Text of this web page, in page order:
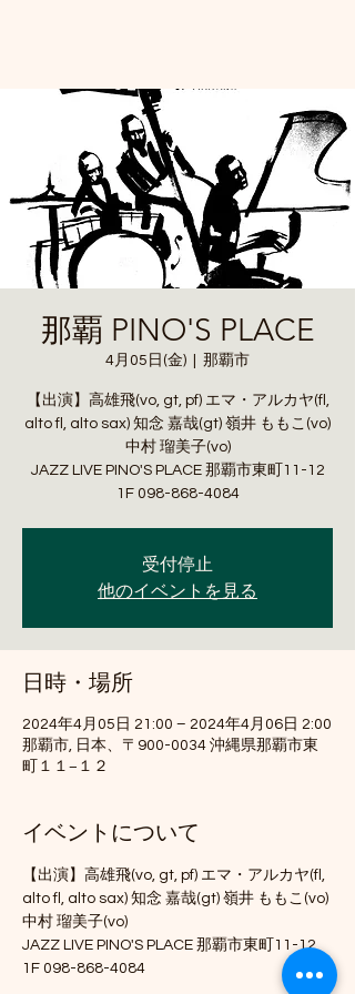
那覇 PINO'S PLACE
4月05日(金) 那覇市
【出演】高雄飛(vo, gt, pf) エマ・アルカヤ(fl,
alto fl, alto sax) 知念 嘉哉(gt) 嶺井 ももこ(vo)
中村 瑠美子(vo)
JAZZ LIVE PINO'S PLACE 那覇市東町11-12
1F 098-868-4084
受付停止
他のイベントを見る
日時・場所
2024年4月05日 21:00 – 2024年4月06日 2:00
那覇市, 日本、〒900-0034 沖縄県那覇市東
町１１−１２
イベントについて
【出演】高雄飛(vo, gt, pf) エマ・アルカヤ(fl,
alto fl, alto sax) 知念 嘉哉(gt) 嶺井 ももこ(vo)
中村 瑠美子(vo)
JAZZ LIVE PINO'S PLACE 那覇市東町11-12
1F 098-868-4084